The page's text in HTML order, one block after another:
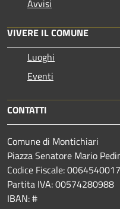
Avvisi
VIVERE IL COMUNE
Luoghi
Eventi
CONTATTI
Comune di Montichiari
Piazza Senatore Mario
Codice Fiscale:
Partita IVA: 00574280988
IBAN: #